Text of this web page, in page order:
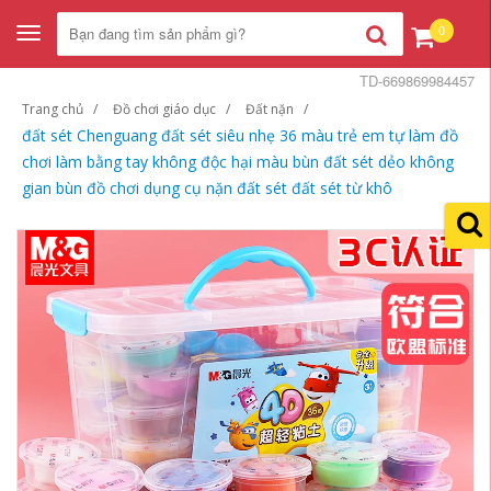
Toggle
navigation
0
Trang chủ Đồ chơi giáo dục Đất nặn
đất sét Chenguang đất sét siêu nhẹ 36 màu trẻ em tự làm đồ
chơi làm bằng tay không độc hại màu bùn đất sét dẻo không
gian bùn đồ chơi dụng cụ nặn đất sét đất sét từ khô
TD-669869984457